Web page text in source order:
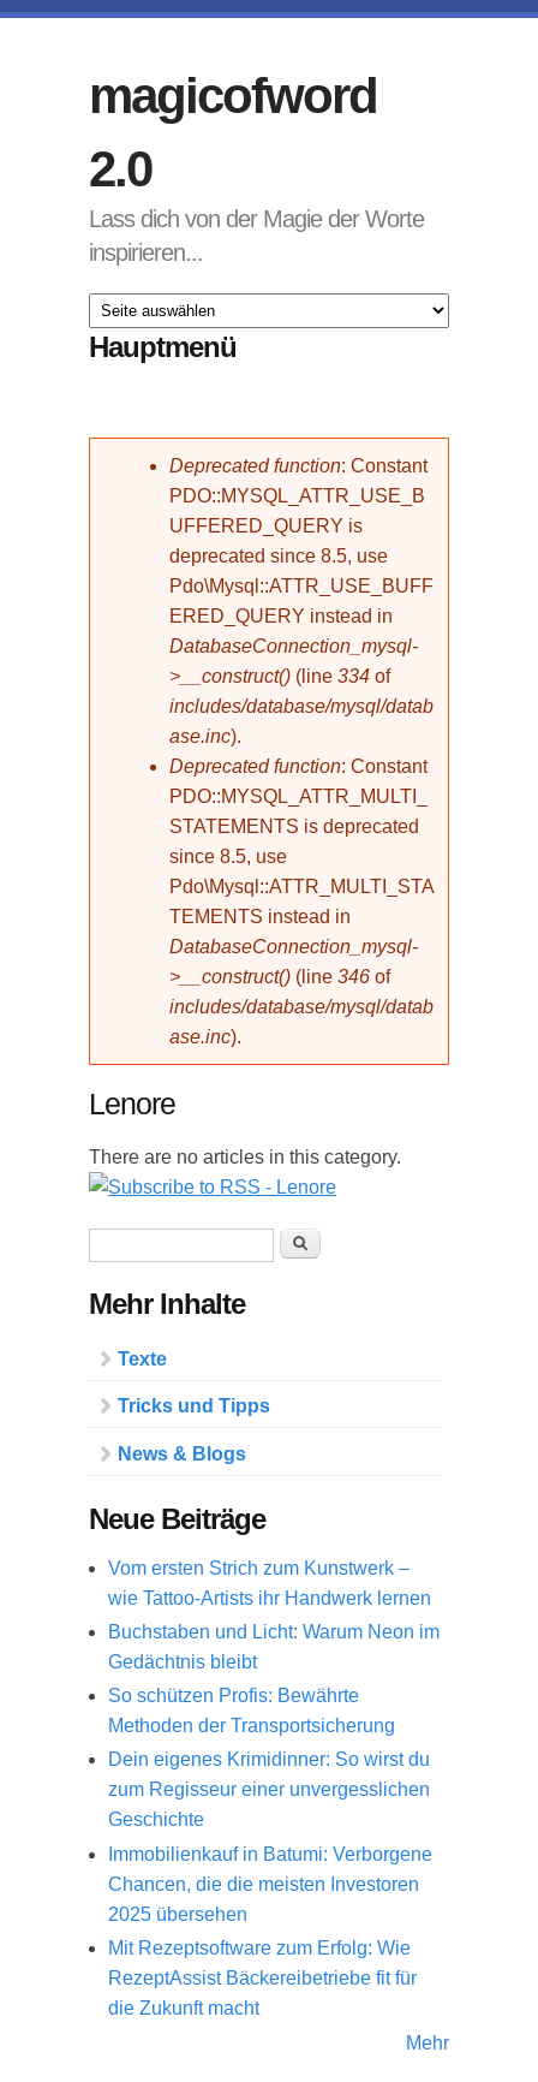
magicofword
2.0
Lass dich von der Magie der Worte
inspirieren...
Hauptmenü
Fehlermeldung
Deprecated function: Constant
PDO::MYSQL_ATTR_USE_B
UFFERED_QUERY is
deprecated since 8.5, use
Pdo\Mysql::ATTR_USE_BUFF
ERED_QUERY instead in
DatabaseConnection_mysql-
>__construct() (line 334 of
includes/database/mysql/datab
ase.inc).
Deprecated function: Constant
PDO::MYSQL_ATTR_MULTI_
STATEMENTS is deprecated
since 8.5, use
Pdo\Mysql::ATTR_MULTI_STA
TEMENTS instead in
DatabaseConnection_mysql-
>__construct() (line 346 of
includes/database/mysql/datab
ase.inc).
Lenore
There are no articles in this category.
Suche
Mehr Inhalte
Texte
Tricks und Tipps
News & Blogs
Neue Beiträge
Vom ersten Strich zum Kunstwerk –
wie Tattoo-Artists ihr Handwerk lernen
Buchstaben und Licht: Warum Neon im
Gedächtnis bleibt
So schützen Profis: Bewährte
Methoden der Transportsicherung
Dein eigenes Krimidinner: So wirst du
zum Regisseur einer unvergesslichen
Geschichte
Immobilienkauf in Batumi: Verborgene
Chancen, die die meisten Investoren
2025 übersehen
Mit Rezeptsoftware zum Erfolg: Wie
RezeptAssist Bäckereibetriebe fit für
die Zukunft macht
Mehr